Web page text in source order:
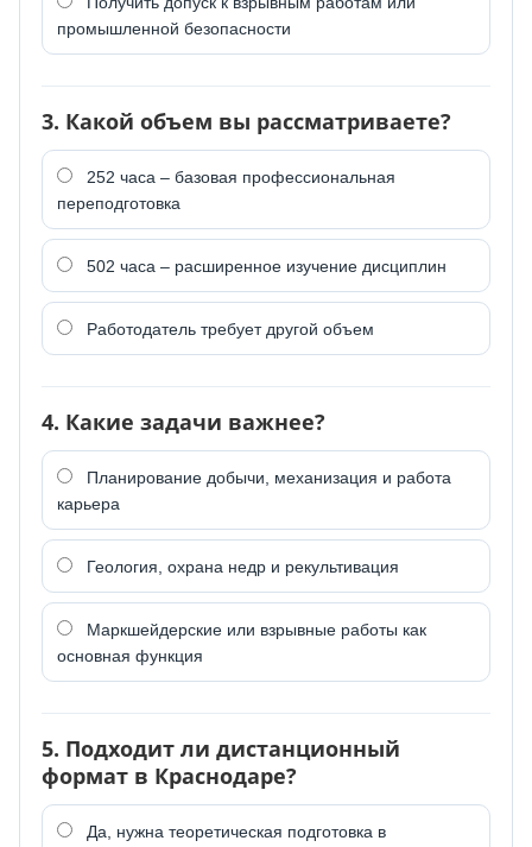
промышленной безопасности
3. Какой объем вы рассматриваете?
252 часа – базовая профессиональная
переподготовка
502 часа – расширенное изучение дисциплин
Работодатель требует другой объем
4. Какие задачи важнее?
Планирование добычи, механизация и работа
карьера
Геология, охрана недр и рекультивация
Маркшейдерские или взрывные работы как
основная функция
5. Подходит ли дистанционный
формат в Краснодаре?
Да, нужна теоретическая подготовка в